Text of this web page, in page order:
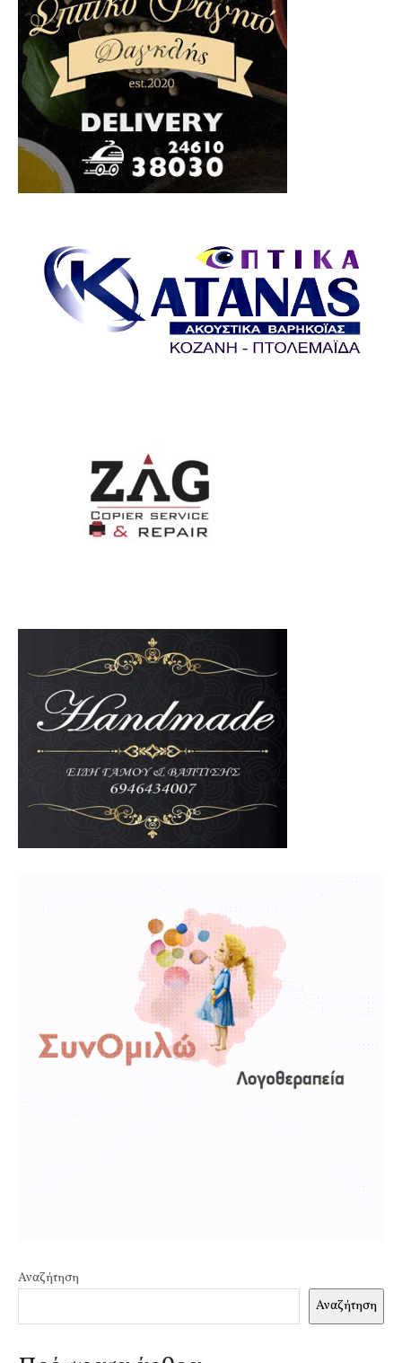
Αναζήτηση
Αναζήτηση